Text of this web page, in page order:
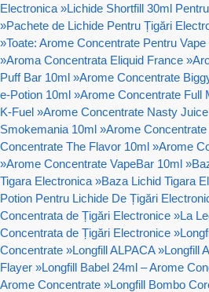
Electronica »Lichide Shortfill 30ml
»Pachete de Lichide Pentru Țigări
»Toate: Arome Concentrate Pentru
»Aroma Concentrata Eliquid France »
Puff Bar 10ml »Arome Concentrate
e-Potion 10ml »Arome Concentrate Full
K-Fuel »Arome Concentrate Nasty Juice
Smokemania 10ml »Arome
Concentrate The Flavor 10ml »Arome
»Arome Concentrate VapeBar 10ml »
Tigara Electronica »Baza Lichid Tigara
Potion Pentru Lichide De Țigări
Concentrata de Țigări Electronice »La
Concentrata de Țigări Electronice »
Concentrate »Longfill ALPACA »Longfill
Flayer »Longfill Babel 24ml – Arome
Arome Concentrate »Longfill Bombo